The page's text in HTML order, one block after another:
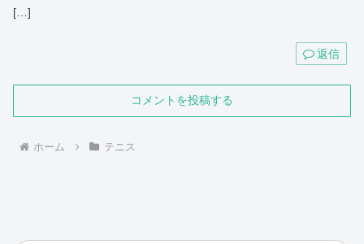
[…]
返信
コメントを投稿する
ホーム テニス